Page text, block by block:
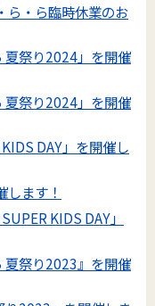
ら・ら臨時休業のお
夏祭り2024」を開催
夏祭り2024」を開催
DAY」を開催し
ます！
KIDS DAY」
夏祭り2023』を開催